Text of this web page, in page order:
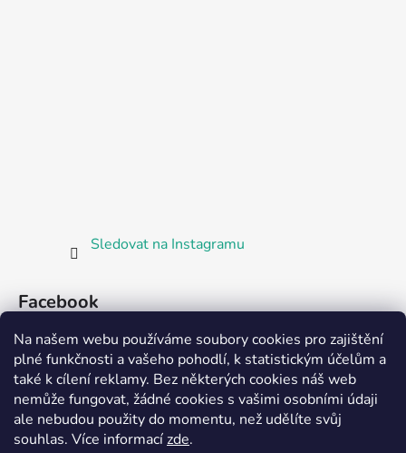
Na našem webu používáme soubory cookies pro zajištění
plné funkčnosti a vašeho pohodlí, k statistickým účelům a
také k cílení reklamy. Bez některých cookies náš web
nemůže fungovat, žádné cookies s vašimi osobními údaji
ale nebudou použity do momentu, než udělíte svůj
souhlas. Více informacízde.
Sledovat na Instagramu
Facebook
Partnerská prodejna Barefoot Plzeň